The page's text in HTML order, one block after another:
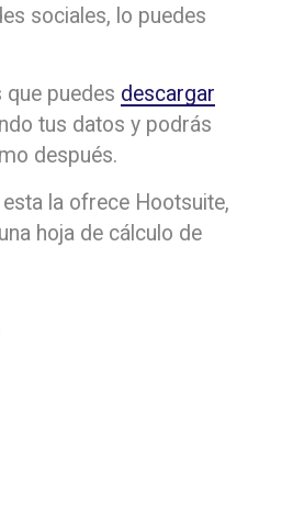
sociales, lo puedes
que puedes descargar
tus datos y podrás
después.
la ofrece Hootsuite,
hoja de cálculo de